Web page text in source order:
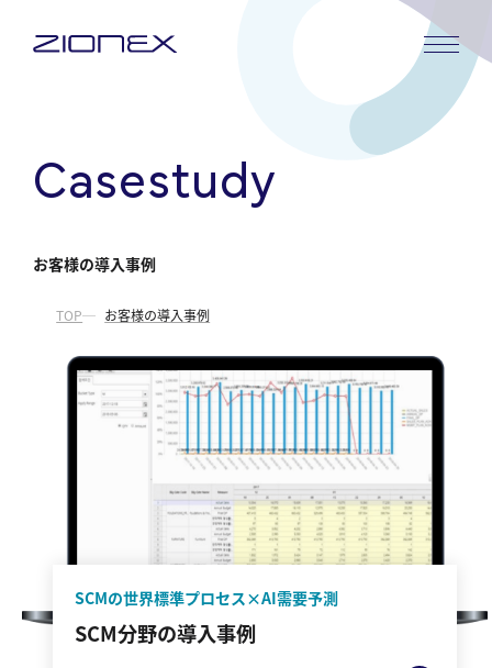
Casestudy
お客様の導入事例
TOP お客様の導入事例
SCMの世界標準プロセス×AI需要予測
SCM分野の導入事例